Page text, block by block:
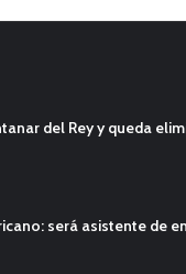
del Rey y queda
será asistente de